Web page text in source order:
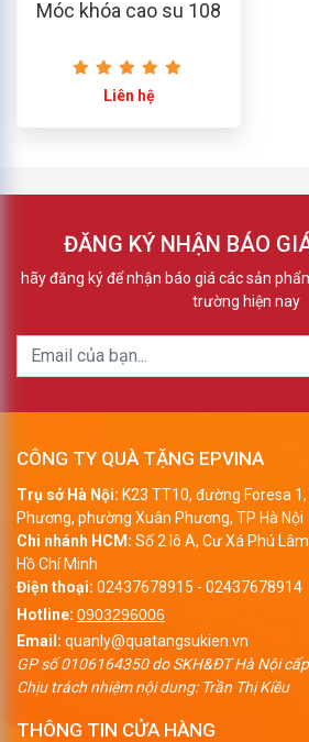
Móc khóa cao su 108
Liên hệ
ĐĂNG KÝ NHẬN BÁO
hãy đăng ký để nhận báo giá các sản
trường hiện nay
CÔNG TY QUÀ TẶNG EPVINA
Trụ sở Hà Nội: K23 TT10, đường Foresa
Phương, phường Xuân Phương, TP Hà Nội
Chi nhánh HCM: Số 2 lô A, Cư Xá Phú
Hồ Chí Minh
Điện thoại: 02437678915 - 02437678914
Hotline: 0903296006
Email: quanly@quatangsukien.vn
GP số 0106164350 do SKH&ĐT Hà Nội
Chịu trách nhiệm nội dung: Trần Thị Kiều
THÔNG TIN CỬA HÀNG